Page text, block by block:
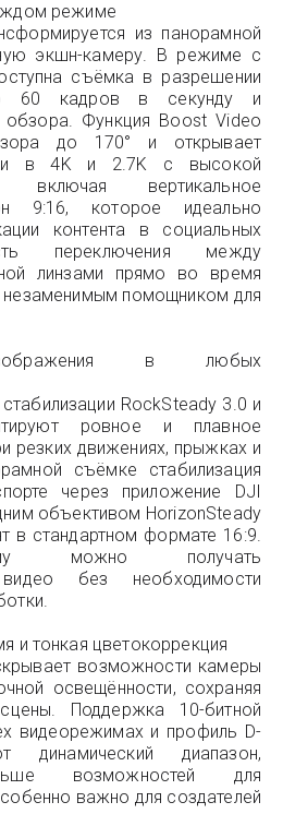
режиме
из панорамной
экшн-камеру. В режиме с
съёмка в разрешении
60 кадров в секунду и
Функция Boost Video
до 170° и открывает
в 4K и 2.7K с высокой
включая вертикальное
9:16, которое идеально
контента в социальных
переключения между
линзами прямо во время
незаменимым помощником для
в любых
RockSteady 3.0 и
ровное и плавное
резких движениях, прыжках и
съёмке стабилизация
через приложение DJI
объективом HorizonSteady
в стандартном формате 16:9.
можно получать
без необходимости
и тонкая цветокоррекция
возможности камеры
освещённости, сохраняя
Поддержка 10-битной
видеорежимах и профиль D-
диапазон,
возможностей для
важно для создателей